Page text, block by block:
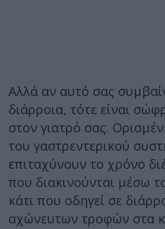
Αλλά αν αυτό σας
διάρροια, τότε είναι
στον γιατρό σας.
του γαστρεντερικού
επιταχύνουν το χρόνο
που διακινούνται μέσω
κάτι που οδηγεί σε
αχώνευτων τροφών στα